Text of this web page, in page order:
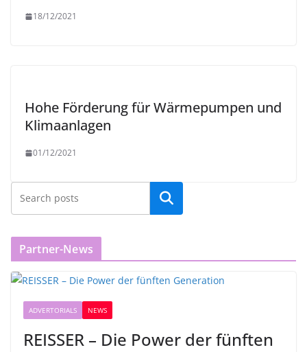
18/12/2021
Hohe Förderung für Wärmepumpen und
Klimaanlagen
01/12/2021
Partner-News
ADVERTORIALS NEWS
REISSER – Die Power der fünften